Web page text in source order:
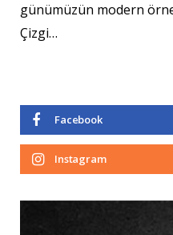
günümüzün modern
Çizgi…
Facebook
Instagram